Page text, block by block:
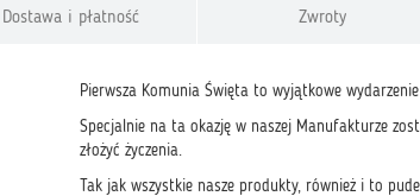
Dostawa i płatność Zwroty
Pierwsza Komunia Święta to wyjątkowe
Specjalnie na ta okazję w naszej Manufakturze
złożyć życzenia.
Tak jak wszystkie nasze produkty, również i to